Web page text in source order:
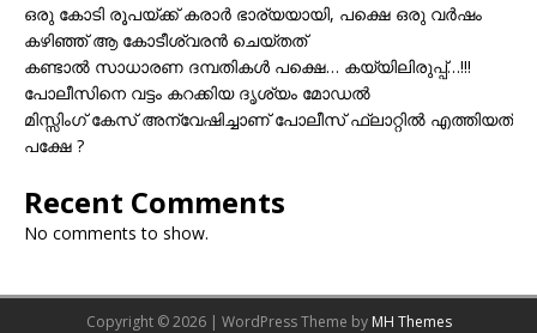
ഒരു കോടി രൂപയ്ക്ക് കരാർ ഭാര്യയായി, പക്ഷെ ഒരു വർഷം
കഴിഞ്ഞ് ആ കോടീശ്വരൻ ചെയ്തത്
കണ്ടാൽ സാധാരണ ദമ്പതികൾ പക്ഷെ… കയ്യിലിരുപ്പ്…!!!
പോലീസിനെ വട്ടം കറക്കിയ ദൃശ്യം മോഡല്‍
മിസ്സിംഗ് കേസ് അന്വേഷിച്ചാണ് പോലീസ് ഫ്ലാറ്റിൽ എത്തിയത്
പക്ഷേ ?
Recent Comments
No comments to show.
Copyright © 2026 | WordPress Theme by MH Themes